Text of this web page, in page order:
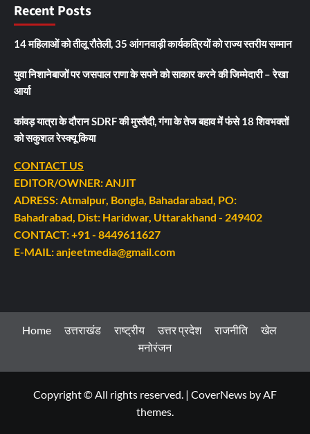
Recent Posts
14 महिलाओं को तीलू रौतेली, 35 आंगनवाड़ी कार्यकत्रियों को राज्य स्तरीय सम्मान
युवा निशानेबाजों पर जसपाल राणा के सपने को साकार करने की जिम्मेदारी – रेखा
आर्या
कांवड़ यात्रा के दौरान SDRF की मुस्तैदी, गंगा के तेज बहाव में फंसे 18 शिवभक्तों
को सकुशल रेस्क्यू किया
CONTACT US
EDITOR/OWNER: ANJIT
ADRESS: Atmalpur, Bongla, Bahadarabad, PO:
Bahadrabad, Dist: Haridwar, Uttarakhand - 249402
CONTACT: +91 - 8449611627
E-MAIL: anjeetmedia@gmail.com
Home उत्तराखंड राष्ट्रीय उत्तर प्रदेश राजनीति
खेल
मनोरंजन
Copyright © All rights reserved. | CoverNews by AF
themes.